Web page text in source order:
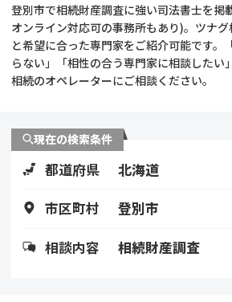
相続登
遺留分
相続人
コラム
相続手
相続登記
登別市で相続財産調査に強い司法書士を掲
オンライン対応可の事務所もあり)。ツナ
と希望に合った専門家をご紹介可能です。
らない」「相性の合う専門家に相談したい
相続のオペレーターにご相談ください。
現在の検索条件
都道府県 北海道
市区町村 登別市
相談内容 相続財産調査